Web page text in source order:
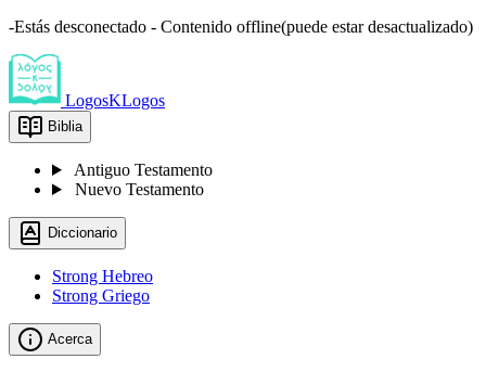
-Estás desconectado - Contenido offline(puede estar desactualizado)
LogosKLogos
Biblia
Antiguo Testamento
Nuevo Testamento
Diccionario
Strong Hebreo
Strong Griego
Acerca